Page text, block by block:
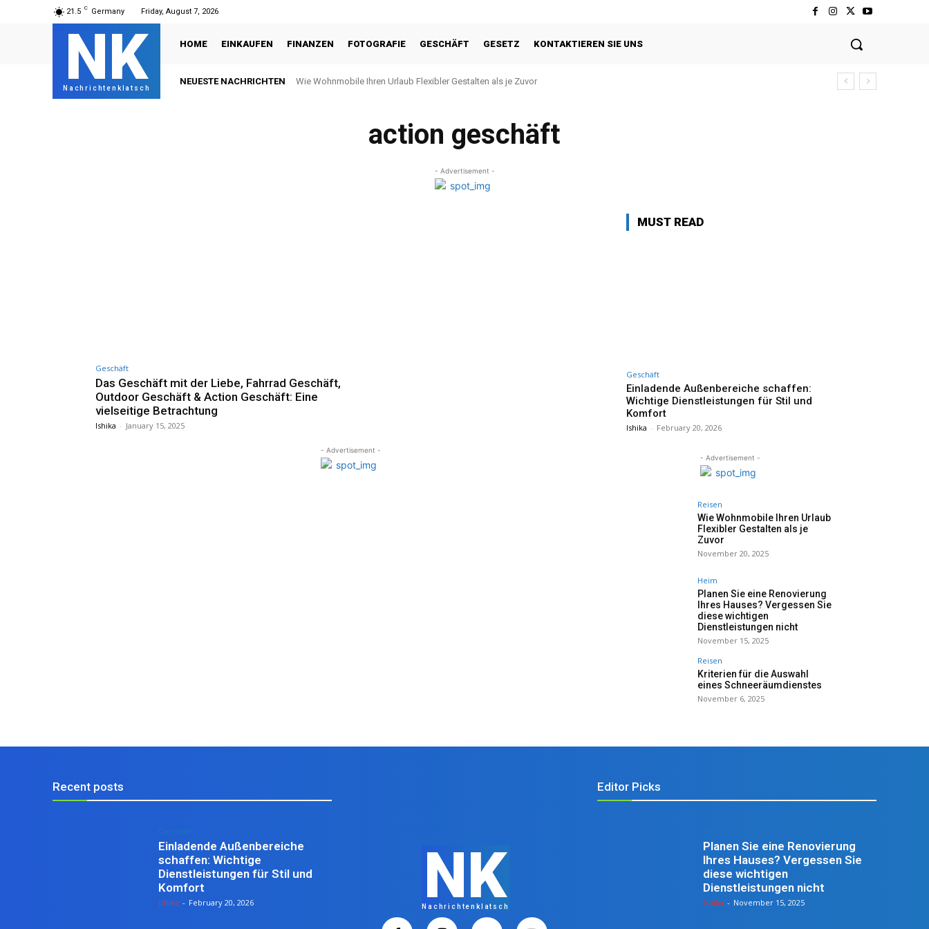
21.5 C Germany Friday, August 7, 2026
NK
Nachrichtenklatsch
HOME EINKAUFEN FINANZEN FOTOGRAFIE GESCHÄFT GESETZ KONTAKTIEREN SIE UNS
NEUESTE NACHRICHTEN Wie Wohnmobile Ihren Urlaub Flexibler Gestalten als je Zuvor
action geschäft
- Advertisement -
Geschäft
Das Geschäft mit der Liebe, Fahrrad Geschäft,
Outdoor Geschäft & Action Geschäft: Eine
vielseitige Betrachtung
Ishika - January 15, 2025
- Advertisement -
MUST READ
Geschäft
Einladende Außenbereiche schaffen:
Wichtige Dienstleistungen für Stil und
Komfort
Ishika - February 20, 2026
- Advertisement -
Reisen
Wie Wohnmobile Ihren Urlaub
Flexibler Gestalten als je
Zuvor
November 20, 2025
Heim
Planen Sie eine Renovierung
Ihres Hauses? Vergessen Sie
diese wichtigen
Dienstleistungen nicht
November 15, 2025
Reisen
Kriterien für die Auswahl
eines Schneeräumdienstes
November 6, 2025
Recent posts
Einladende Außenbereiche
schaffen: Wichtige
Dienstleistungen für Stil und
Komfort
Ishika - February 20, 2026 NK
Nachrichtenklatsch
Editor Picks
Planen Sie eine Renovierung
Ihres Hauses? Vergessen Sie
diese wichtigen
Dienstleistungen nicht
Ishika - November 15, 2025